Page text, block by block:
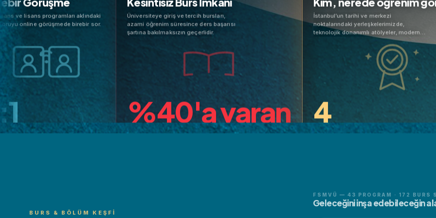
1:1
ve lisans programları aklındaki
online görüşmede birebir sor.
AL %
Üniversiteye giriş ve tercih bursları,
azami öğrenim süresince ders başarısı
şartına bakılmaksızın geçerlidir.
%40'a varan
TERCIH INDIRIMLERI
İstanbul’un tarihi ve merkezi
noktalarındaki yerleşkelerimizde,
teknolojik donanımlı atölyeler, modern
4
YERLEŞKE
BURS & BÖLÜM KEŞFI
FSMVÜ — 43 PROGRAM · 172 BURS
Geleceğini inşa edebileceğin